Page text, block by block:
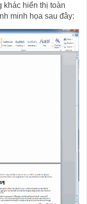
khác hiển thị toàn
minh họa sau đây: